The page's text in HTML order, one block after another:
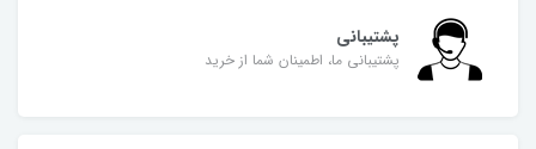
پشتیبانی
پشتیبانی ما، اطمینان شما از خرید